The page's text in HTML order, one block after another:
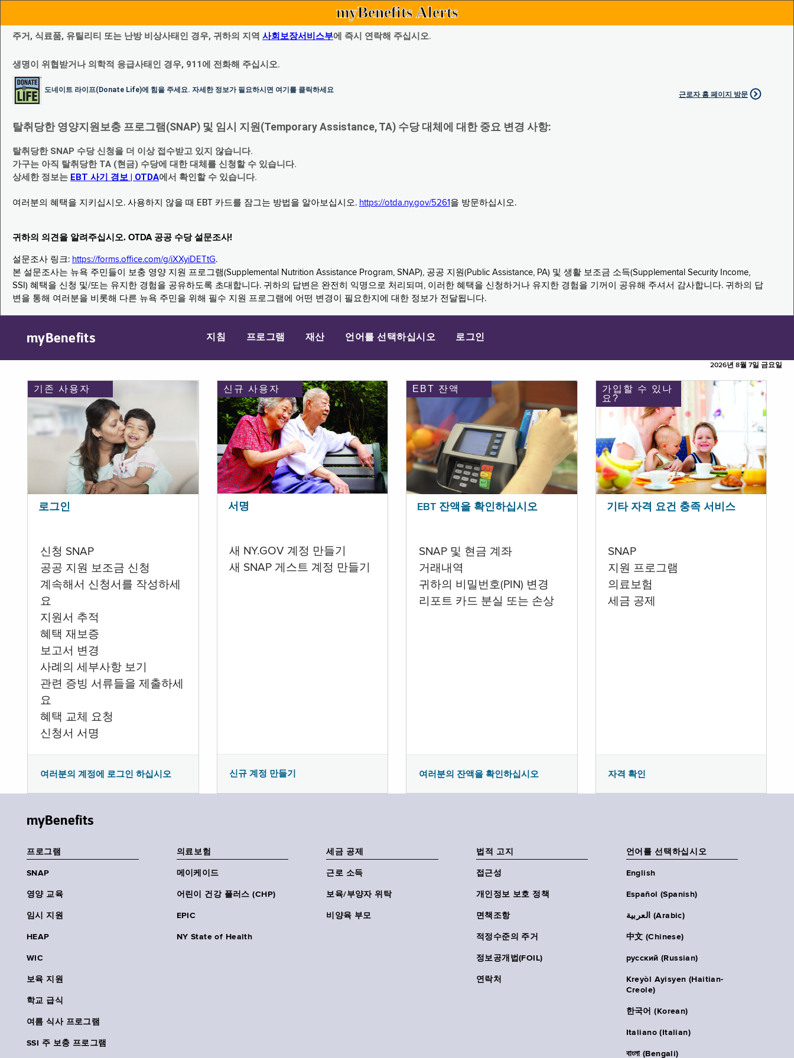
myBenefits Alerts
주거, 식료품, 유틸리티 또는 난방 비상사태인 경우, 귀하의 지역 사회보장서비스부에 즉시 연락해 주십시오.
생명이 위협받거나 의학적 응급사태인 경우, 911에 전화해 주십시오.
도네이트 라이프(Donate Life)에 힘을 주세요. 자세한 정보가 필요하시면 여기를 클릭하세요
근로자 홈 페이지 방문
탈취당한 영양지원보충 프로그램(SNAP) 및 임시 지원(Temporary Assistance, TA) 수당 대체에 대한 중요 변경 사항:
탈취당한 SNAP 수당 신청을 더 이상 접수받고 있지 않습니다.
가구는 아직 탈취당한 TA (현금) 수당에 대한 대체를 신청할 수 있습니다.
상세한 정보는 EBT 사기 경보 | OTDA에서 확인할 수 있습니다.
여러분의 혜택을 지키십시오. 사용하지 않을 때 EBT 카드를 잠그는 방법을 알아보십시오. https://otda.ny.gov/5261 을 방문하십시오.
귀하의 의견을 알려주십시오. OTDA 공공 수당 설문조사!
설문조사 링크: https://forms.office.com/g/iXXyiDETtG.
본 설문조사는 뉴욕 주민들이 보충 영양 지원 프로그램(Supplemental Nutrition Assistance Program, SNAP), 공공 지원(Public Assistance, PA) 및 생활 보조금 소득(Supplemental Security Income,
SSI) 혜택을 신청 및/또는 유지한 경험을 공유하도록 초대합니다. 귀하의 답변은 완전히 익명으로 처리되며, 이러한 혜택을 신청하거나 유지한 경험을 기꺼이 공유해 주셔서 감사합니다. 귀하의 답
변을 통해 여러분을 비롯해 다른 뉴욕 주민을 위해 필수 지원 프로그램에 어떤 변경이 필요한지에 대한 정보가 전달됩니다.
myBenefits 지침 프로그램 재산 언어를 선택하십시오 로그인
2026년 8월 7일 금요일
기존 사용자
로그인
신청 SNAP
공공 지원 보조금 신청
계속해서 신청서를 작성하세
요
지원서 추적
혜택 재보증
보고서 변경
사례의 세부사항 보기
관련 증빙 서류들을 제출하세
요
혜택 교체 요청
신청서 서명
여러분의 계정에 로그인 하십시오
신규 사용자
서명
새 NY.GOV 계정 만들기
새 SNAP 게스트 계정 만들기
신규 계정 만들기
EBT 잔액
EBT 잔액을 확인하십시오
SNAP 및 현금 계좌
거래내역
귀하의 비밀번호(PIN) 변경
리포트 카드 분실 또는 손상
여러분의 잔액을 확인하십시오
가입할 수 있나
요?
기타 자격 요건 충족 서비스
SNAP
지원 프로그램
의료보험
세금 공제
자격 확인
myBenefits
프로그램
SNAP
영양 교육
임시 지원
HEAP
WIC
보육 지원
학교 급식
여름 식사 프로그램
SSI 주 보충 프로그램
의료보험
메이케이드
어린이 건강 플러스 (CHP)
EPIC
NY State of Health
세금 공제
근로 소득
보육/부양자 위탁
비양육 부모
법적 고지
접근성
개인정보 보호 정책
면책조항
적정수준의 주거
정보공개법(FOIL)
연락처
언어를 선택하십시오
English
Español (Spanish)
العربية (Arabic)
中文 (Chinese)
русский (Russian)
Kreyòl Ayisyen (Haitian-
Creole)
한국어 (Korean)
Italiano (Italian)
বাংলা (Bengali)